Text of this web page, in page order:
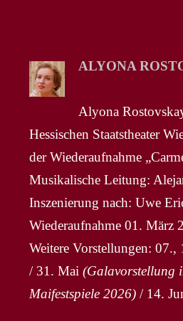
ALYONA
Alyona
Hessischen Staatstheater
der Wiederaufnahme
Musikalische Leitung:
Inszenierung nach: Uwe
Wiederaufnahme 01. März
Weitere Vorstellungen:
/ 31. Mai(Galavorstellung
Maifestspiele 2026) / 14.